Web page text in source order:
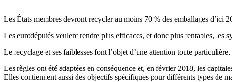
Les États membres devront recycler au moins 70 % des emballages d’ici
Les eurodéputés veulent rendre plus efficaces, et donc plus rentables, les
Le recyclage et ses faiblesses font l’objet d’une attention toute
Les règles ont été adaptées en conséquence et, en février 2018, les
Elles contiennent aussi des objectifs spécifiques pour différents types de